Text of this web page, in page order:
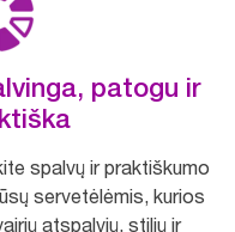
patogu ir
spalvų ir praktiškumo
servetėlėmis, kurios
atspalvių, stilių ir